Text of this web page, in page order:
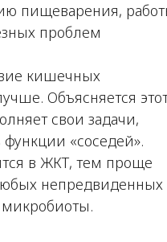
пищеварения,
проблем
кишечных
Объясняется
свои задачи,
«соседей».
в ЖКТ, тем проще
непредвиденных
микробиоты.